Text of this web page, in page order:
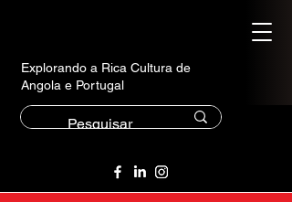
Explorando a Rica Cultura de
Angola e Portugal